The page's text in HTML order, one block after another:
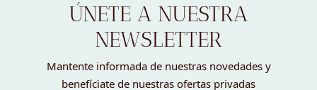
ÚNETE A NUESTRA
NEWSLETTER
Mantente informada de nuestras novedades y
benefíciate de nuestras ofertas privadas